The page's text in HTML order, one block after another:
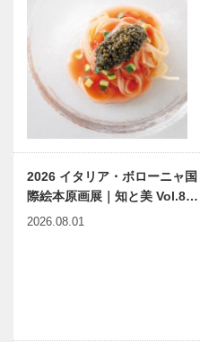
2026 イタリア・ボローニャ国
際絵本原画展｜知と美 Vol.8…
2026.08.01